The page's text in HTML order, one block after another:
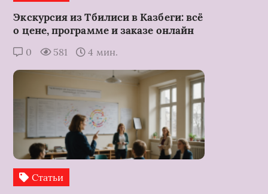
Экскурсия из Тбилиси в Казбеги: всё
о цене, программе и заказе онлайн
0 581 4 мин.
Статьи